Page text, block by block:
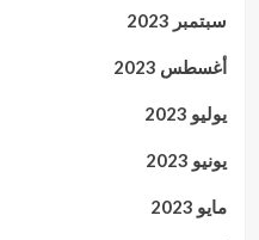
سبتمبر 2023
أغسطس 2023
يوليو 2023
يونيو 2023
مايو 2023